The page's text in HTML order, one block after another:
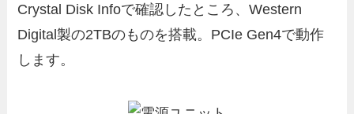
Crystal Disk Infoで確認したところ、Western
Digital製の2TBのものを搭載。PCIe Gen4で動作
します。